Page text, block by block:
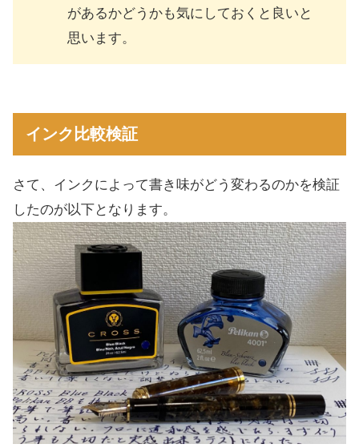
があるかどうかも気にしておくと良いと
思います。
インク比較検証
さて、インクによって書き味がどう変わるのかを検証
したのが以下となります。